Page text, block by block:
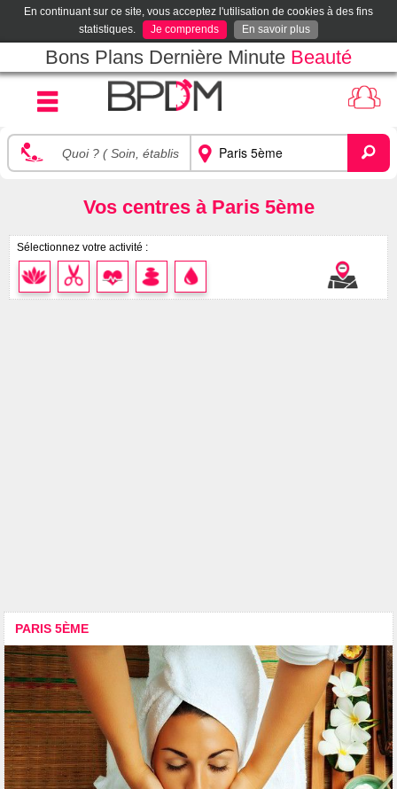
En continuant sur ce site, vous acceptez l'utilisation de cookies à des fins
statistiques.
Je comprends En savoir plus
Bons Plans Dernière Minute Beauté
Vos centres à Paris 5ème
Sélectionnez votre activité :
PARIS 5ÈME